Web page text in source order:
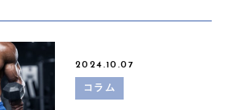
2024.10.07
コラム